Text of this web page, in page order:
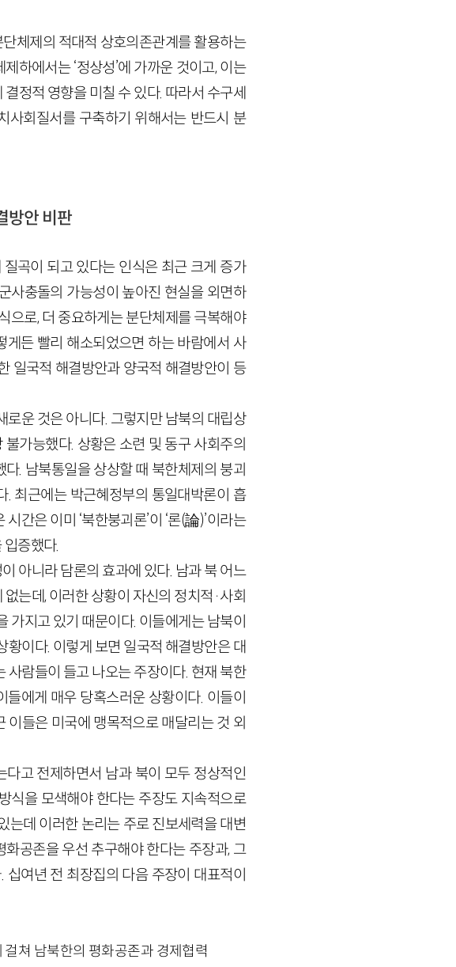
체제의 적대적 상호의존관계를 활용하는
하에서는 ‘정상성’에 가까운 것이고, 이는
정적 영향을 미칠 수 있다. 따라서 수구세
사회질서를 구축하기 위해서는 반드시 분
방안 비판
곡이 되고 있다는 인식은 최근 크게 증가
사충돌의 가능성이 높아진 현실을 외면하
으로, 더 중요하게는 분단체제를 극복해야
든 빨리 해소되었으면 하는 바람에서 사
일국적 해결방안과 양국적 해결방안이 등
운 것은 아니다. 그렇지만 남북의 대립상
가능했다. 상황은 소련 및 동구 사회주의
. 남북통일을 상상할 때 북한체제의 붕괴
최근에는 박근혜정부의 통일대박론이 흡
시간은 이미 ‘북한붕괴론’이 ‘론(論)’이라는
증했다.
아니라 담론의 효과에 있다. 남과 북 어느
는데, 이러한 상황이 자신의 정치적 ·사회
가지고 있기 때문이다. 이들에게는 남북이
이다. 이렇게 보면 일국적 해결방안은 대
람들이 들고 나오는 주장이다. 현재 북한
에게 매우 당혹스러운 상황이다. 이들이
들은 미국에 맹목적으로 매달리는 것 외
고 전제하면서 남과 북이 모두 정상적인
식을 모색해야 한다는 주장도 지속적으로
는데 이러한 논리는 주로 진보세력을 대변
공존을 우선 추구해야 한다는 주장과, 그
여년 전 최장집의 다음 주장이 대표적이
쳐 남북한의 평화공존과 경제협력